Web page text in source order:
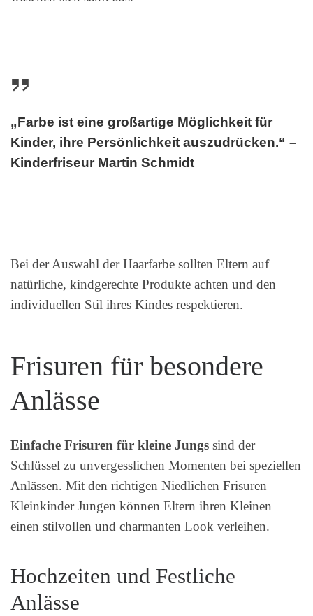
„Farbe ist eine großartige Möglichkeit für
Kinder, ihre Persönlichkeit auszudrücken.“ –
Kinderfriseur Martin Schmidt
Bei der Auswahl der Haarfarbe sollten Eltern auf
natürliche, kindgerechte Produkte achten und den
individuellen Stil ihres Kindes respektieren.
Frisuren für besondere
Anlässe
Einfache Frisuren für kleine Jungs sind der
Schlüssel zu unvergesslichen Momenten bei speziellen
Anlässen. Mit den richtigen Niedlichen Frisuren
Kleinkinder Jungen können Eltern ihren Kleinen
einen stilvollen und charmanten Look verleihen.
Hochzeiten und Festliche
Anlässe